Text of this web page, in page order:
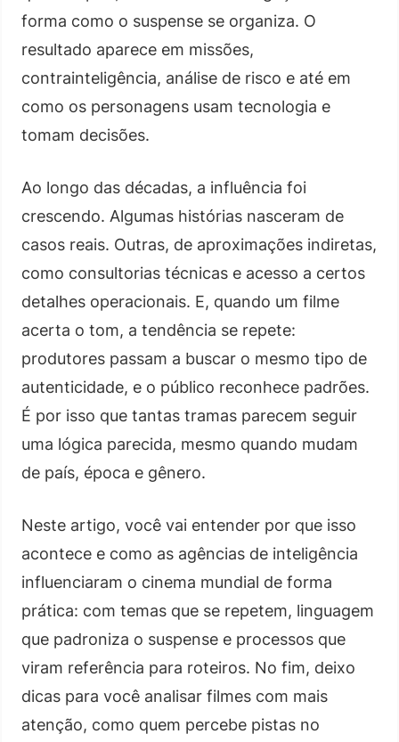
forma como o suspense se organiza. O
resultado aparece em missões,
contrainteligência, análise de risco e até em
como os personagens usam tecnologia e
tomam decisões.
Ao longo das décadas, a influência foi
crescendo. Algumas histórias nasceram de
casos reais. Outras, de aproximações indiretas,
como consultorias técnicas e acesso a certos
detalhes operacionais. E, quando um filme
acerta o tom, a tendência se repete:
produtores passam a buscar o mesmo tipo de
autenticidade, e o público reconhece padrões.
É por isso que tantas tramas parecem seguir
uma lógica parecida, mesmo quando mudam
de país, época e gênero.
Neste artigo, você vai entender por que isso
acontece e como as agências de inteligência
influenciaram o cinema mundial de forma
prática: com temas que se repetem, linguagem
que padroniza o suspense e processos que
viram referência para roteiros. No fim, deixo
dicas para você analisar filmes com mais
atenção, como quem percebe pistas no